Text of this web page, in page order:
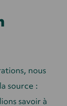
nous
source :
savoir à